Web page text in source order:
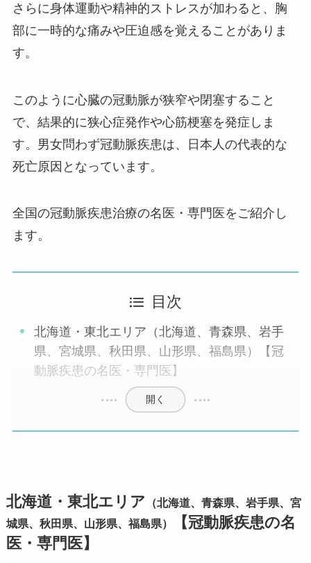
さらに身体運動や精神的ストレスが加わると、胸
部に一時的な痛みや圧迫感を覚えることがありま
す。
このように心臓の冠動脈が狭窄や閉塞すること
で、結果的に狭心症発作や心筋梗塞を発症しま
す。男女問わず冠動脈疾患は、日本人の代表的な
死亡原因となっています。
全国の冠動脈疾患治療の名医・専門医をご紹介し
ます。
目次
北海道・東北エリア（北海道、青森県、岩手
県、宮城県、秋田県、山形県、福島県）【冠
動脈疾患の名医・専門医】
開く
北海道・東北エリア （北海道、青森県、岩手県、宮
城県、秋田県、山形県、福島県）
【冠動脈疾患の名
医・専門医】